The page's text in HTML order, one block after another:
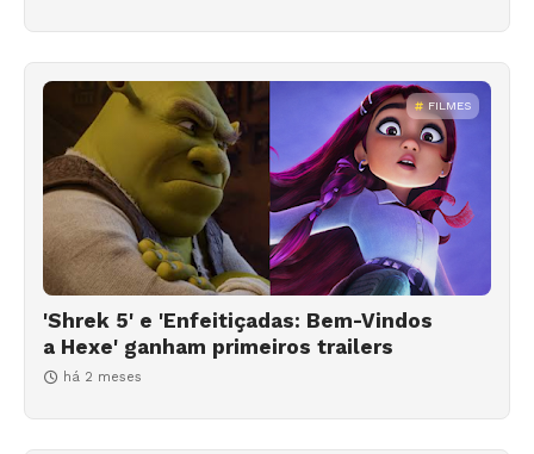
FILMES
'Shrek 5' e 'Enfeitiçadas: Bem-Vindos
a Hexe' ganham primeiros trailers
há 2 meses